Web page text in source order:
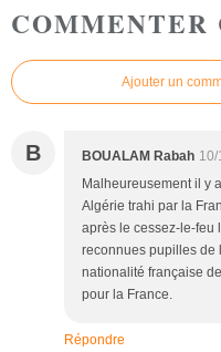
Ajouter un
B BOUALAM Rabah
Malheureusement il y
Algérie trahi par la
après le cessez-le-feu
reconnues pupilles de
nationalité française
pour la France.
Répondre